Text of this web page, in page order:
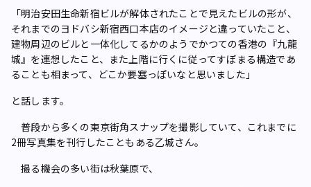
「明治安田生命新宿ビルが解体されたことで見えたビルの形が、
それまでのヨドバシ新宿西口本店のイメージと違っていたこと、
建物周辺のビルと一体化してるかのようでかつての香港の『九龍
城』を連想したこと、また上階に行くに従ってすぼまる構造であ
ることも相まって、どこか要塞っぽいなと思いました」
と話します。
普段から多くの東京街角スナップを撮影していて、これまでに
2冊写真集を刊行したこともある乙城さん。
撮る機会の多い街は秋葉原で、